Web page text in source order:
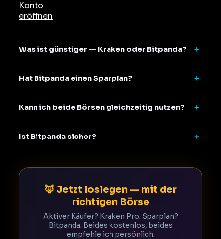
Konto
eröffnen
Was ist günstiger — Kraken oder Bitpanda?
Hat Bitpanda einen Sparplan?
Kann ich beide Börsen gleichzeitig nutzen?
Ist Bitpanda sicher?
🦊 Jetzt loslegen — mit der
richtigen Börse
Aktiver Käufer? Kraken Pro. Sparplan?
Bitpanda. Beides kostenlos, beides
empfehle ich persönlich.